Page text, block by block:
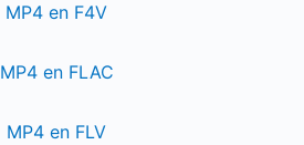
MP4 en F4V
MP4 en FLAC
MP4 en FLV